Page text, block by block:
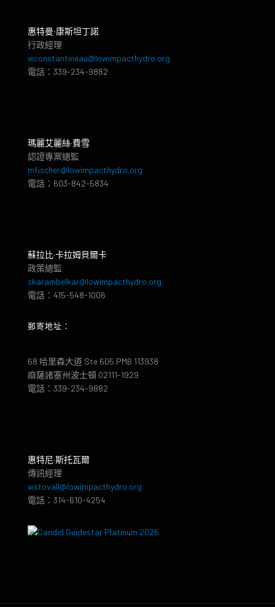
惠特曼‧康斯坦丁諾
行政經理
wconstantineau@lowimpacthydro.org
電話：339-234-9882
瑪麗艾麗絲·費雪
認證專案總監
mfischer@lowimpacthydro.org
電話：603-842-5834
蘇拉比·卡拉姆貝爾卡
政策總監
skarambelkar@lowimpacthydro.org
電話：415-548-1006
郵寄地址：
68 哈里森大道 Ste 605 PMB 113938
麻薩諸塞州波士頓 02111-1929
電話：339-234-9882
惠特尼·斯托瓦爾
傳訊經理
wstovall@lowimpacthydro.org
電話：314-610-4254